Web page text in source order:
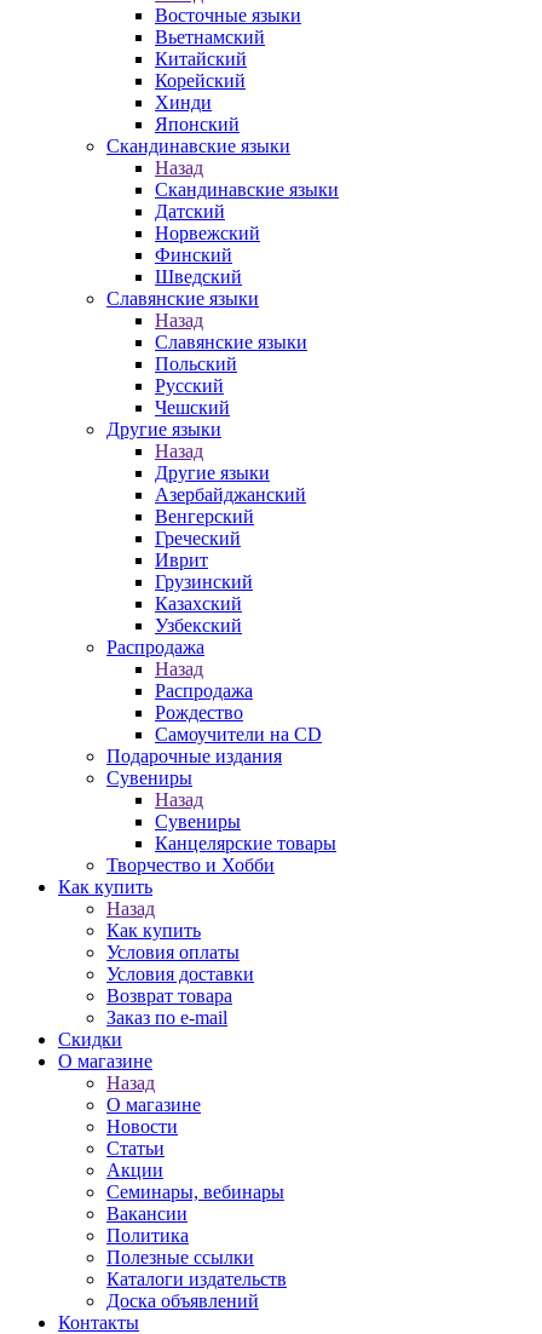
Восточные языки
Вьетнамский
Китайский
Корейский
Хинди
Японский
Скандинавские языки
Назад
Скандинавские языки
Датский
Норвежский
Финский
Шведский
Славянские языки
Назад
Славянские языки
Польский
Русский
Чешский
Другие языки
Назад
Другие языки
Азербайджанский
Венгерский
Греческий
Иврит
Грузинский
Казахский
Узбекский
Распродажа
Назад
Распродажа
Рождество
Самоучители на CD
Подарочные издания
Сувениры
Назад
Сувениры
Канцелярские товары
Творчество и Хобби
Как купить
Назад
Как купить
Условия оплаты
Условия доставки
Возврат товара
Заказ по e-mail
Скидки
О магазине
Назад
О магазине
Новости
Статьи
Акции
Семинары, вебинары
Вакансии
Политика
Полезные ссылки
Каталоги издательств
Доска объявлений
Контакты